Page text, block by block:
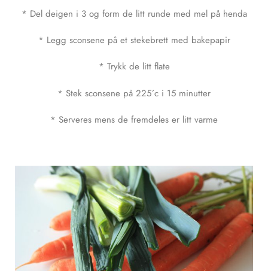
* Del deigen i 3 og form de litt runde med mel på henda
* Legg sconsene på et stekebrett med bakepapir
* Trykk de litt flate
* Stek sconsene på 225´c i 15 minutter
* Serveres mens de fremdeles er litt varme